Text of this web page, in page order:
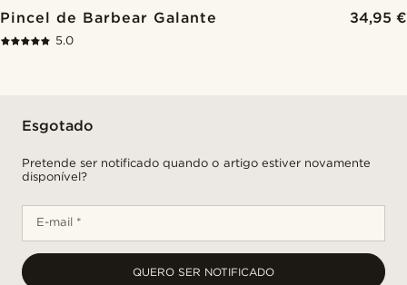
Pincel de Barbear Galante 34,95 €
5.0
Esgotado
Pretende ser notificado quando o artigo estiver novamente
disponível?
E-mail *
QUERO SER NOTIFICADO